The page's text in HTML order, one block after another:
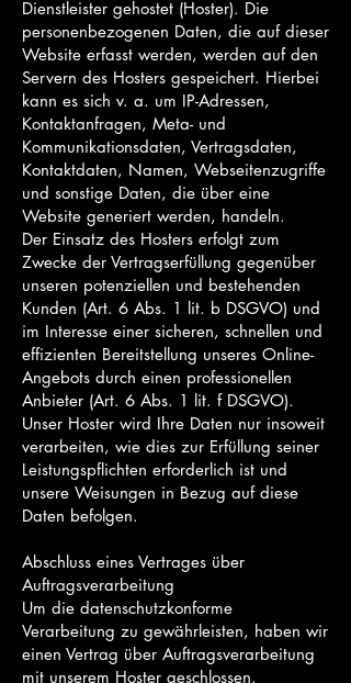
Dienstleister gehostet (Hoster). Die
personenbezogenen Daten, die auf dieser
Website erfasst werden, werden auf den
Servern des Hosters gespeichert. Hierbei
kann es sich v. a. um IP-Adressen,
Kontaktanfragen, Meta- und
Kommunikationsdaten, Vertragsdaten,
Kontaktdaten, Namen, Webseitenzugriffe
und sonstige Daten, die über eine
Website generiert werden, handeln.
Der Einsatz des Hosters erfolgt zum
Zwecke der Vertragserfüllung gegenüber
unseren potenziellen und bestehenden
Kunden (Art. 6 Abs. 1 lit. b DSGVO) und
im Interesse einer sicheren, schnellen und
effizienten Bereitstellung unseres Online-
Angebots durch einen professionellen
Anbieter (Art. 6 Abs. 1 lit. f DSGVO).
Unser Hoster wird Ihre Daten nur insoweit
verarbeiten, wie dies zur Erfüllung seiner
Leistungspflichten erforderlich ist und
unsere Weisungen in Bezug auf diese
Daten befolgen.
Abschluss eines Vertrages über
Auftragsverarbeitung
Um die datenschutzkonforme
Verarbeitung zu gewährleisten, haben wir
einen Vertrag über Auftragsverarbeitung
mit unserem Hoster geschlossen.